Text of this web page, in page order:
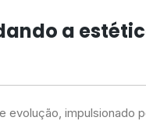
a
impulsionado